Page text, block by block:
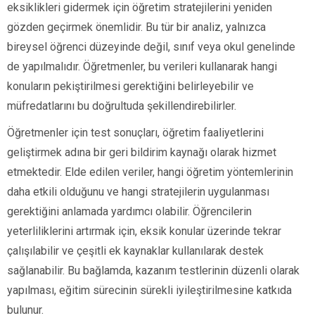
eksiklikleri gidermek için öğretim stratejilerini yeniden
gözden geçirmek önemlidir. Bu tür bir analiz, yalnızca
bireysel öğrenci düzeyinde değil, sınıf veya okul genelinde
de yapılmalıdır. Öğretmenler, bu verileri kullanarak hangi
konuların pekiştirilmesi gerektiğini belirleyebilir ve
müfredatlarını bu doğrultuda şekillendirebilirler.
Öğretmenler için test sonuçları, öğretim faaliyetlerini
geliştirmek adına bir geri bildirim kaynağı olarak hizmet
etmektedir. Elde edilen veriler, hangi öğretim yöntemlerinin
daha etkili olduğunu ve hangi stratejilerin uygulanması
gerektiğini anlamada yardımcı olabilir. Öğrencilerin
yeterliliklerini artırmak için, eksik konular üzerinde tekrar
çalışılabilir ve çeşitli ek kaynaklar kullanılarak destek
sağlanabilir. Bu bağlamda, kazanım testlerinin düzenli olarak
yapılması, eğitim sürecinin sürekli iyileştirilmesine katkıda
bulunur.